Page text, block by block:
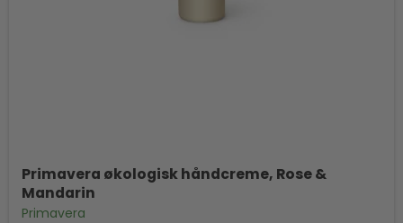
Primavera økologisk håndcreme, Rose &
Mandarin
Primavera